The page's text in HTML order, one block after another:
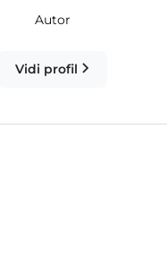
Autor
Vidi profil